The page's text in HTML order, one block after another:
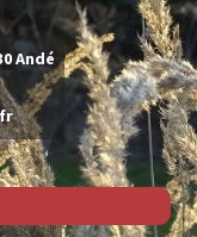
Andé